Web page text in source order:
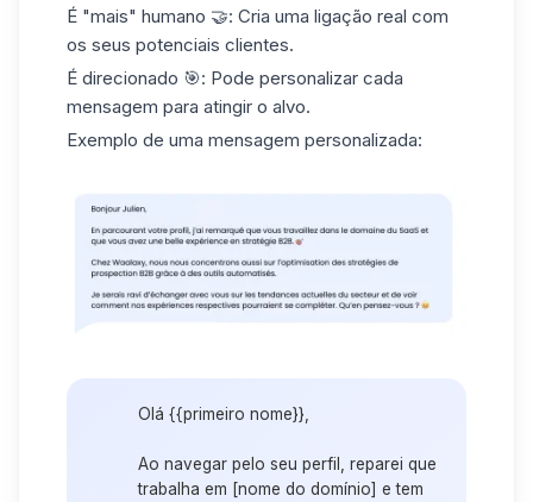
É "mais" humano 🤝: Cria uma ligação real com
os seus potenciais clientes.
É direcionado 🎯: Pode personalizar cada
mensagem para atingir o alvo.
Exemplo de uma mensagem personalizada:
Olá {{primeiro nome}},
Ao navegar pelo seu perfil, reparei que
trabalha em [nome do domínio] e tem